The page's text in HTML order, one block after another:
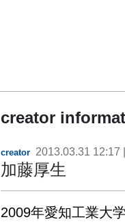
creator
creator 2013.03.31 12:17
加藤厚生
2009年愛知工業大